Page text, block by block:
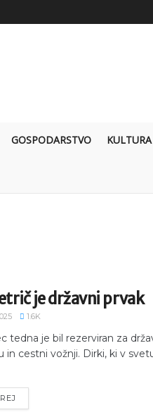
GOSPODARSTVO KULTURA
je državni prvak
1.6K
tedna je bil rezerviran za
in cestni vožnji. Dirki, ki v